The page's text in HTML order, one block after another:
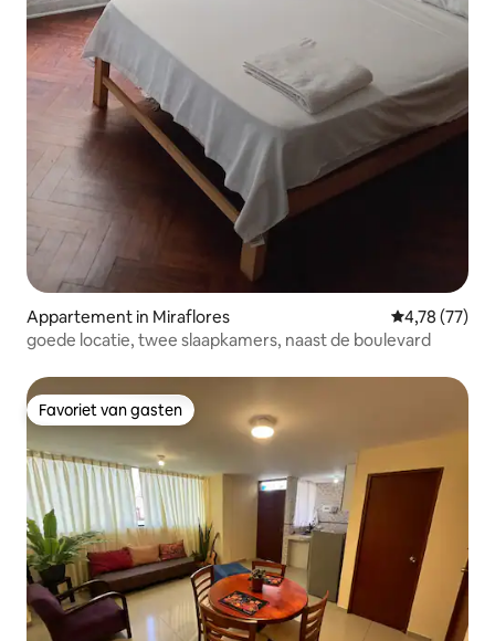
Appartement in Miraflores Gemiddelde
4,78 (77)
goede locatie, twee slaapkamers, naast de boulevard
Favoriet van gasten
Favoriet van gasten